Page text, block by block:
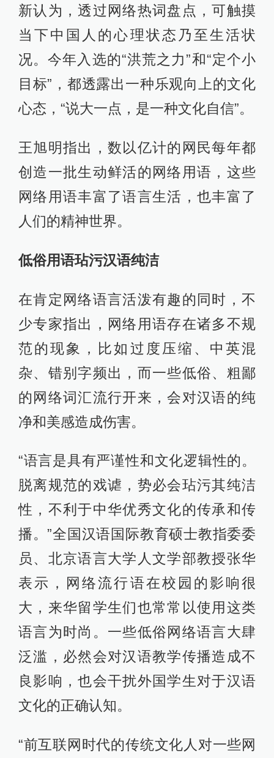
新认为，透过网络热词盘点，可触摸
当下中国人的心理状态乃至生活状
况。今年入选的“洪荒之力”和“定个小
目标”，都透露出一种乐观向上的文化
心态，“说大一点，是一种文化自信”。
王旭明指出，数以亿计的网民每年都
创造一批生动鲜活的网络用语，这些
网络用语丰富了语言生活，也丰富了
人们的精神世界。
低俗用语玷污汉语纯洁
在肯定网络语言活泼有趣的同时，不
少专家指出，网络用语存在诸多不规
范的现象，比如过度压缩、中英混
杂、错别字频出，而一些低俗、粗鄙
的网络词汇流行开来，会对汉语的纯
净和美感造成伤害。
“语言是具有严谨性和文化逻辑性的。
脱离规范的戏谑，势必会玷污其纯洁
性，不利于中华优秀文化的传承和传
播。”全国汉语国际教育硕士教指委委
员、北京语言大学人文学部教授张华
表示，网络流行语在校园的影响很
大，来华留学生们也常常以使用这类
语言为时尚。一些低俗网络语言大肆
泛滥，必然会对汉语教学传播造成不
良影响，也会干扰外国学生对于汉语
文化的正确认知。
“前互联网时代的传统文化人对一些网